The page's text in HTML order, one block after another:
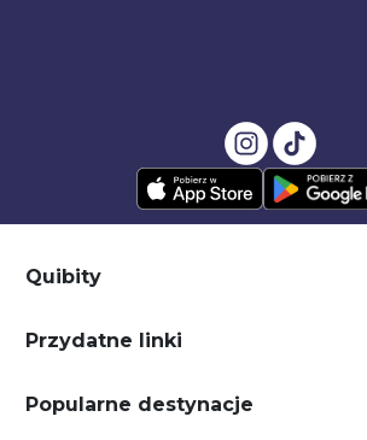
Quibity
Przydatne linki
Popularne destynacje